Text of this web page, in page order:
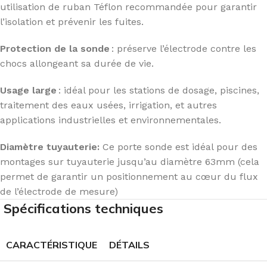
utilisation de ruban Téflon recommandée pour garantir
l’isolation et prévenir les fuites.
Protection de la sonde : préserve l’électrode contre les
chocs allongeant sa durée de vie.
Usage large : idéal pour les stations de dosage, piscines,
traitement des eaux usées, irrigation, et autres
applications industrielles et environnementales.
Diamètre tuyauterie: Ce porte sonde est idéal pour des
montages sur tuyauterie jusqu’au diamètre 63mm (cela
permet de garantir un positionnement au cœur du flux
de l’électrode de mesure)
Spécifications techniques
CARACTÉRISTIQUE DÉTAILS